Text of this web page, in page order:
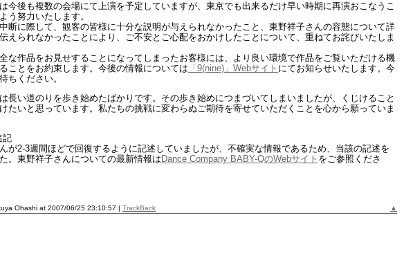
は今後も複数の会場にて上演を予定していますが、東京でも出来るだけ早い時期に再演おこなうこ
う努力いたします。
断に際して、観客の皆様に十分な説明が与えられなかったこと、東野祥子さんの容態について詳
えられなかったことにより、ご不安とご心配をおかけしたことについて、重ねてお詫びいたしま
な作品をお見せすることになってしまったお客様には、より良い環境で作品をご覧いただける機
ことをお約束します。今後の情報については 「9(nine)」Webサイト にてお知らせいたします。今
ちください。
は長い道のりを歩き始めたばかりです。その歩き始めにつまづいてしまいましたが、くじけること
たいと思っています。私たちの挑戦に変わらぬご期待を寄せていただくことを心から願っていま
記
が2-3週間ほどで回復するように記述していましたが、不確実な情報であるため、当該の記述を
。東野祥子さんについての最新情報は Dance Company BABY-QのWebサイト をご参照くださ
Ohashi at 2007/06/25 23:10:57 | TrackBack ▲